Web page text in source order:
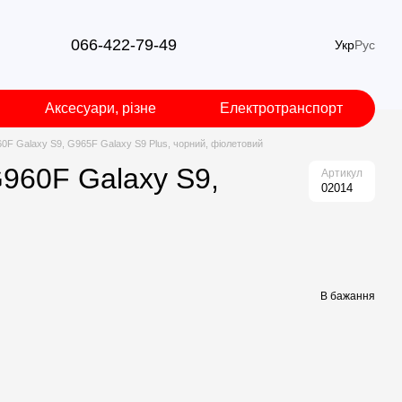
066-422-79-49 УкрРус
Аксесуари, різне Електротранспорт
Galaxy S9, G965F Galaxy S9 Plus, чорний, фіолетовий
Galaxy S9,
Артикул
02014
В бажання